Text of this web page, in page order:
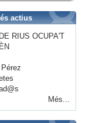
actius
RIUS OCUPA'T
Més...